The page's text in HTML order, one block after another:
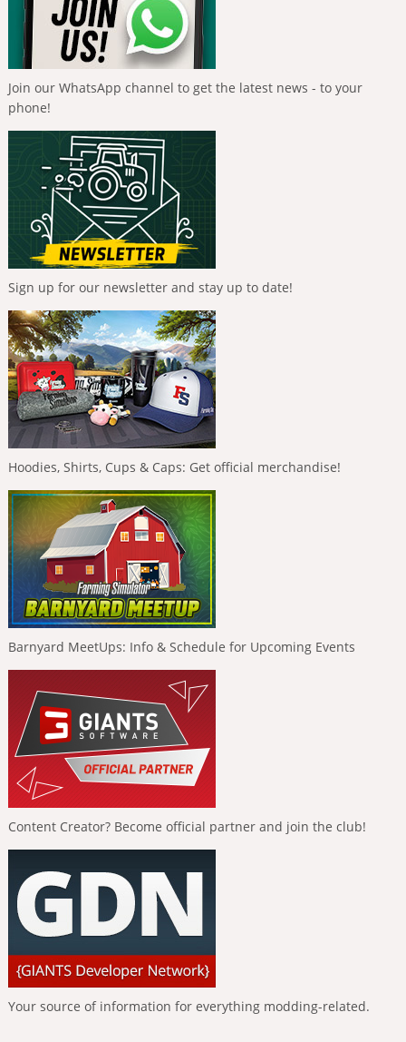
Join our WhatsApp channel to get the latest news - to your
phone!
Sign up for our newsletter and stay up to date!
Hoodies, Shirts, Cups & Caps: Get official merchandise!
Barnyard MeetUps: Info & Schedule for Upcoming Events
Content Creator? Become official partner and join the club!
Your source of information for everything modding-related.